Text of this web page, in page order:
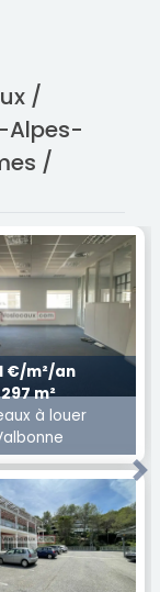
/
Alpes-
/
€/m²/an
297 m²
à louer